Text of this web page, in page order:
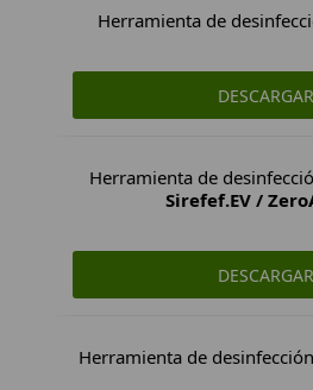
Herramienta de
DESCARGAR
Herramienta de
Sirefef.EV /
DESCARGAR
Herramienta de